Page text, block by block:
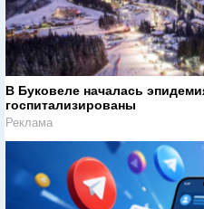
В Буковеле началась
госпитализированы
Реклама